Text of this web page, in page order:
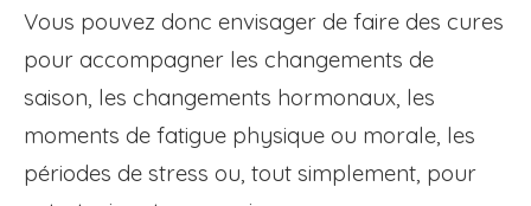
Vous pouvez donc envisager de faire des cures
pour accompagner les changements de
saison, les changements hormonaux, les
moments de fatigue physique ou morale, les
périodes de stress ou, tout simplement, pour